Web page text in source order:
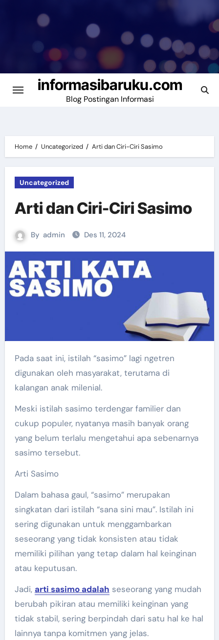
informasibaruku.com
Blog Postingan Informasi
Home Uncategorized Arti dan Ciri-Ciri Sasimo
Uncategorized
Arti dan Ciri-Ciri Sasimo
By admin Des 11, 2024
Pada saat ini, istilah “sasimo” lagi ngetren
digunakan oleh masyarakat, terutama di
kalangan anak milenial.
Meski istilah sasimo terdengar familier dan
cukup populer, nyatanya masih banyak orang
yang belum terlalu mengetahui apa sebenarnya
sasimo tersebut.
Arti Sasimo
Dalam bahasa gaul, “sasimo” merupakan
singkatan dari istilah “sana sini mau”. Istilah ini
sering digunakan untuk menggambarkan
seseorang yang tidak konsisten atau tidak
memiliki pilihan yang tetap dalam hal keinginan
atau keputusan.
Jadi, arti sasimo adalah seseorang yang mudah
berubah pikiran atau memiliki keinginan yang
tidak stabil, sering berpindah dari satu hal ke hal
lainnya tanpa komitmen yang jelas.